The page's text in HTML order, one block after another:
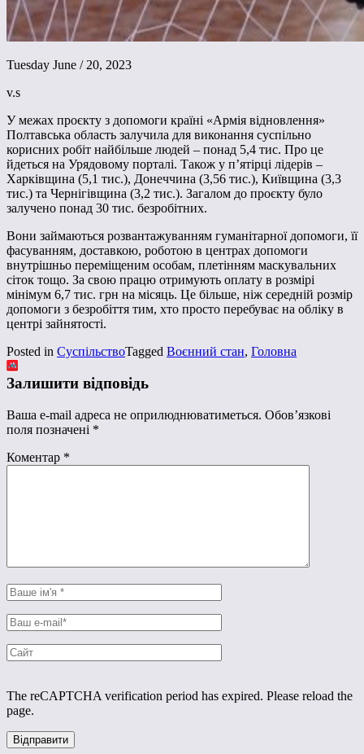
Tuesday June / 20, 2023
v.s
У межах проєкту з допомоги країні «Армія відновлення»
Полтавська область залучила для виконання суспільно
корисних робіт найбільше людей – понад 5,4 тис. Про це
йдеться на Урядовому порталі. Також у п’ятірці лідерів –
Харківщина (5,1 тис.), Донеччина (3,56 тис.), Київщина (3,3
тис.) та Чернігівщина (3,2 тис.). Загалом до проєкту було
залучено понад 30 тис. безробітних.
Вони займаються розвантажуванням гуманітарної допомоги, її
фасуванням, доставкою, роботою в центрах допомоги
внутрішньо переміщеним особам, плетінням маскувальних
сіток тощо. За свою працю отримують оплату в розмірі
мінімум 6,7 тис. грн на місяць. Це більше, ніж середній розмір
допомоги з безробіття тим, хто просто перебуває на обліку в
центрі зайнятості.
Posted in СуспільствоTagged Воєнний стан, Головна
Залишити відповідь
Ваша e-mail адреса не оприлюднюватиметься. Обов’язкові
поля позначені *
Коментар *
The reCAPTCHA verification period has expired. Please reload the
page.